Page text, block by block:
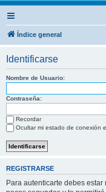
Índice general
Identificarse
Nombre de Usuario:
Contraseña:
Recordar
Ocultar mi estado de conexión
REGISTRARSE
Para autenticarte debes